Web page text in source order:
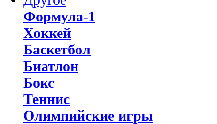
Формула-1
Хоккей
Баскетбол
Биатлон
Бокс
Теннис
Олимпийские игры